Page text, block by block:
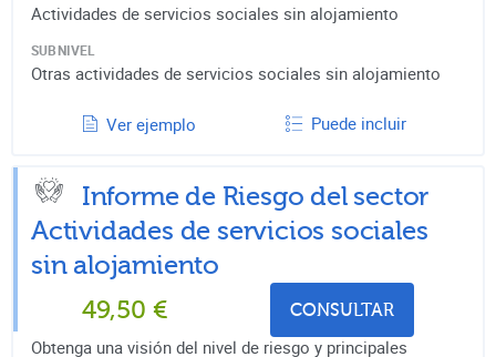
Actividades de servicios sociales sin alojamiento
SUBNIVEL
Otras actividades de servicios sociales sin alojamiento
Ver ejemplo Puede incluir
Informe de Riesgo del sector
Actividades de servicios sociales
sin alojamiento
49,50 € CONSULTAR
Obtenga una visión del nivel de riesgo y principales